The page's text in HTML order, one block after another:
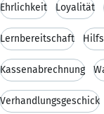
Ehrlichkeit Loyalität
Lernbereitschaft
Kassenabrechnung
Verhandlungsgeschick